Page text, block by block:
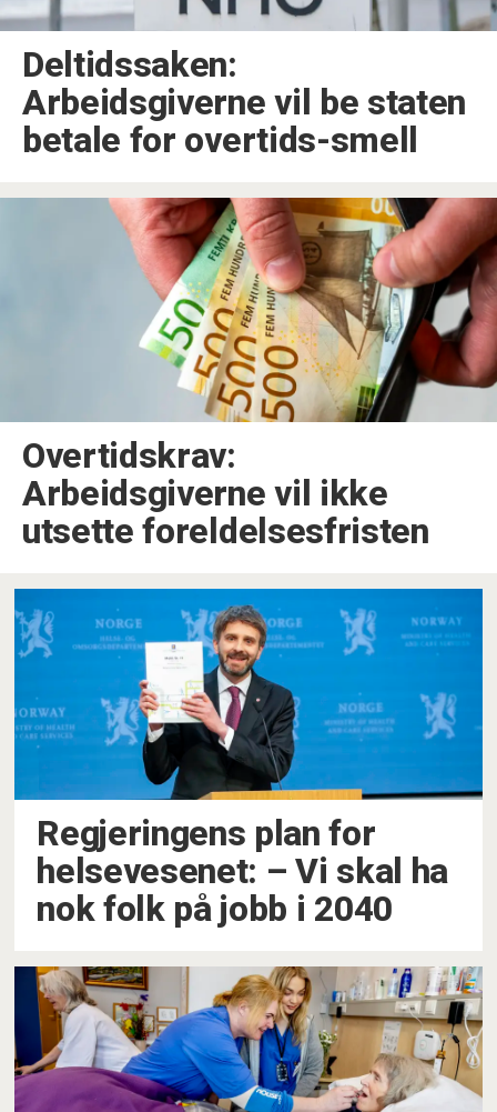
Deltidssaken:
Arbeidsgiverne vil be staten
betale for overtids-smell
Overtidskrav:
Arbeidsgiverne vil ikke
utsette foreldelsesfristen
Regjeringens plan for
helsevesenet: – Vi skal ha
nok folk på jobb i 2040